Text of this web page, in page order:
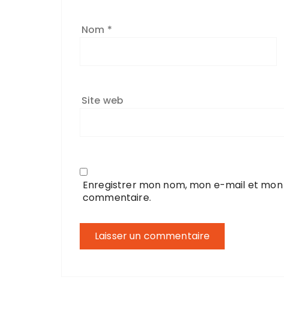
Nom *
Site web
Enregistrer mon nom, mon e-mail et
commentaire.